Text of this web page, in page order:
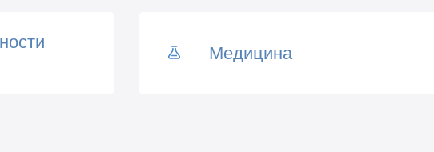
Медицина